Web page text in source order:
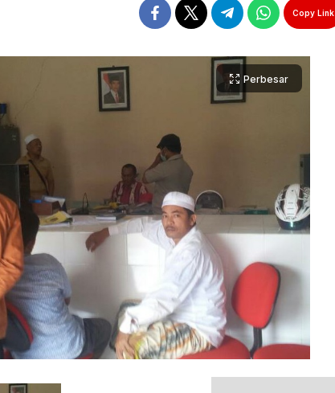
Copy Link
Perbesar